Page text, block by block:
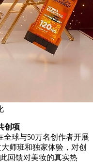
创项
全球与50万名创作者开展
师班和独家体验，对创
回馈对美妆的真实热